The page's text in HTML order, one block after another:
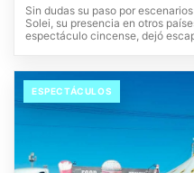
Sin dudas su paso por
Solei, su presencia en otros
espectáculo cincense, dejó
ESPECTÁCULOS